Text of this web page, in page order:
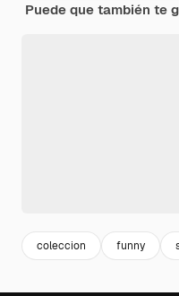
Puede que también te
coleccion funny